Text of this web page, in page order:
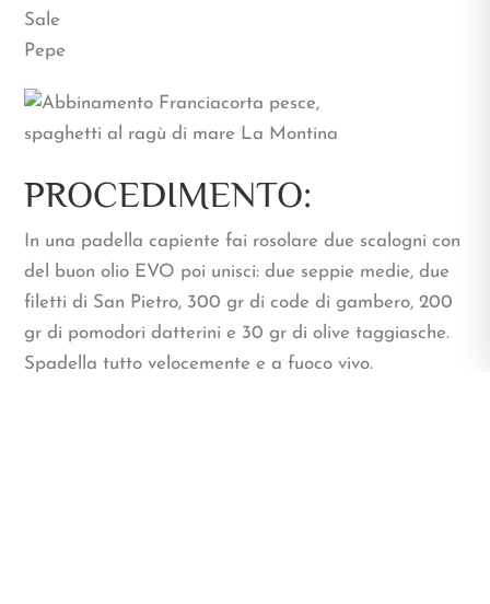
Sale
Pepe
PROCEDIMENTO:
In una padella capiente fai rosolare due scalogni con
del buon olio EVO poi unisci: due seppie medie, due
filetti di San Pietro, 300 gr di code di gambero, 200
gr di pomodori datterini e 30 gr di olive taggiasche.
Spadella tutto velocemente e a fuoco vivo.